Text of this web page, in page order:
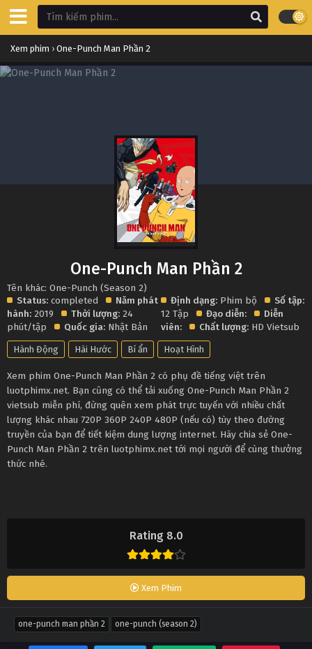
Xem phim › One-Punch Man Phần 2
Rating 8.0
Xem Phim
One-Punch Man Phần 2
Tên khác: One-Punch (Season 2)
Status: completed
Năm phát
hành: 2019 Thời lượng: 24
phút/tập
Quốc gia: Nhật Bản
Định dạng: Phim bộ
Số tập:
12 Tập
Đạo diễn:
Diễn
viên:
Chất lượng: HD Vietsub
Hành Động Hài Hước Bí ẩn Hoạt Hình
Xem phim One-Punch Man Phần 2 có phụ đề tiếng việt trên
luotphimx.net. Bạn cũng có thể tải xuống One-Punch Man Phần 2
vietsub miễn phí, đừng quên xem phát trực tuyến với nhiều chất
lượng khác nhau 720P 360P 240P 480P (nếu có) tùy theo đường
truyền của bạn để tiết kiệm dung lượng internet. Hãy chia sẻ One-
Punch Man Phần 2 trên luotphimx.net tới mọi người để cùng thưởng
thức nhé.
one-punch man phần 2 one-punch (season 2)